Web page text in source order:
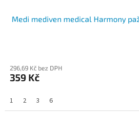
Medi mediven medical Harmony
296,69 Kč bez DPH
359 Kč
1 2 3 6